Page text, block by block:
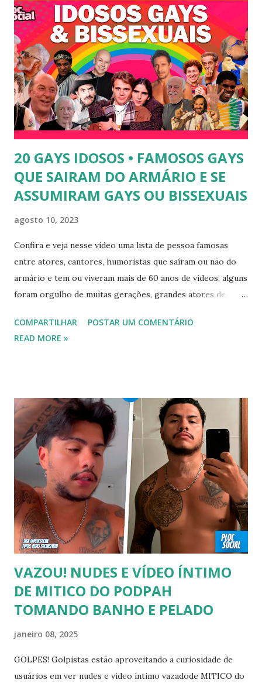
não para agradar a um homem. 3) Léo Aquilla - Apresenta o
programa "A Tarde é Sua", na Rede TV, ao lado de Sonia
Abrão. A loira também participou do reality show "A
Fazenda", exibido pela Record TV. 4) Thalita Zampirolli -
Thalita Zampirolli é modelo, atriz e empresária. A loira
alcançou a fama após ser apontada como affair do ex-
jogador Romário. 5) Ariadna Arantes - Ariadna Arantes
ficou nacionalmente conhecida após sua ...
20 GAYS IDOSOS • FAMOSOS GAYS
QUE SAIRAM DO ARMÁRIO E SE
ASSUMIRAM GAYS OU BISSEXUAIS
agosto 10, 2023
Confira e veja nesse vídeo uma lista de pessoa famosas
entre atores, cantores, humoristas que saíram ou não do
armário e tem ou viveram mais de 60 anos de vídeos, alguns
foram orgulho de muitas gerações, grandes atores de
foram gays, bissexuais ou algo mais. 20 GAYS IDOSOS •
FAMOSOS GAYS QUE SAIRAM DO ARMÁRIO E SE
00:04 Abertura do vídeo: 00:15 AVISO 00:18 Não é
recomendado “retirar alguém do armário”, sexualidade e
tempo é algo particular de cada indivíduo, cabendo somente
a ele sair ou não. As pessoas mencionadas nesse vídeo
escolheram ser públicas e antes deste TODAS já tiveram a
sexualidade exposta. MAIORES DE 60 ANOS Tuca Andrada
00:41 Famosos foi flagrado beijando outro homem no
carnaval do Rio Alexandre Frota 00:56 Ator se diz hetero,
mas fez filmes com tr...
COMPARTILHAR
POSTAR UM COMENTÁRIO
READ MORE »
VAZOU! NUDES E VÍDEO ÍNTIMO
DE MITICO DO PODPAH
TOMANDO BANHO E PELADO
janeiro 08, 2025
GOLPES! Golpistas estão aproveitando a curiosidade de
usuários em ver nudes e vídeo íntimo vazadode MITICO do